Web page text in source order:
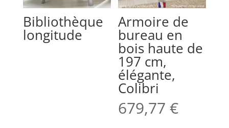
Bibliothèque
longitude
Armoire de
bureau en
bois haute de
197 cm,
élégante,
Colibri
679,77€